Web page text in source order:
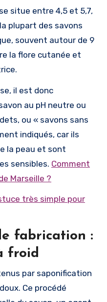
situe entre 4,5 et 5,7,
plupart des savons
souvent autour de 9
la flore cutanée et
il est donc
au pH neutre ou
ou « savons sans
indiqués, car ils
la peau et sont
sensibles. Comment
Marseille ?
très simple pour
fabrication :
froid
par saponification
Ce procédé